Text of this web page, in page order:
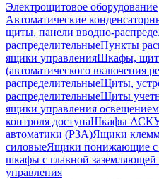
Электрощитовое оборудование
Автоматические
щиты, панели вводно-
распределительныеПункты
ящики управленияШкафы,
(автоматического включения
распределительныеЩиты,
распределительныеЩиты
ящики управления освещением
контроля доступаШкафы
автоматики (РЗА)Ящики
силовыеЯщики понижающие с
шкафы с главной
управления